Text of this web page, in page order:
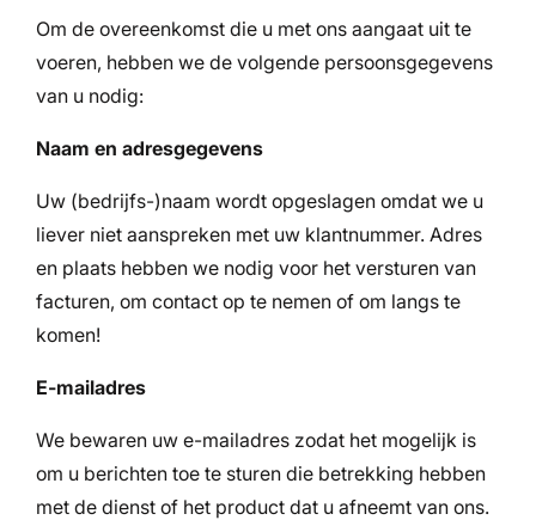
Om de overeenkomst die u met ons aangaat uit te
voeren, hebben we de volgende persoonsgegevens
van u nodig:
Naam en adresgegevens
Uw (bedrijfs-)naam wordt opgeslagen omdat we u
liever niet aanspreken met uw klantnummer. Adres
en plaats hebben we nodig voor het versturen van
facturen, om contact op te nemen of om langs te
komen!
E-mailadres
We bewaren uw e-mailadres zodat het mogelijk is
om u berichten toe te sturen die betrekking hebben
met de dienst of het product dat u afneemt van ons.